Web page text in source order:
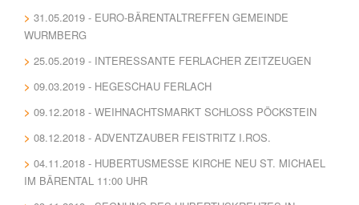
31.05.2019 - EURO-BÄRENTALTREFFEN GEMEINDE
WURMBERG
25.05.2019 - INTERESSANTE FERLACHER ZEITZEUGEN
09.03.2019 - HEGESCHAU FERLACH
09.12.2018 - WEIHNACHTSMARKT SCHLOSS PÖCKSTEIN
08.12.2018 - ADVENTZAUBER FEISTRITZ I.ROS.
04.11.2018 - HUBERTUSMESSE KIRCHE NEU ST. MICHAEL
IM BÄRENTAL 11:00 UHR